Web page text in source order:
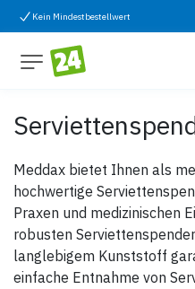
Zum Inhalt springen
Kein Mindestbestellwert
Meddax bietet Ihnen als
hochwertige
Praxen und medizinischen
robusten
langlebigem Kunststoff
einfache Entnahme von